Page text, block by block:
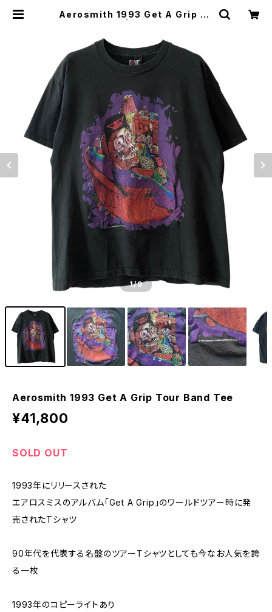
Aerosmith 1993 Get A Grip To
1/9
Aerosmith 1993 Get A Grip Tour Band Tee
¥41,800
SOLD OUT
1993年にリリースされた
エアロスミスのアルバム「Get A Grip」のワールドツアー時に発
売されたTシャツ
90年代を代表する名盤のツアーTシャツとしても今なお人気を誇
る一枚
1993年のコピーライトあり